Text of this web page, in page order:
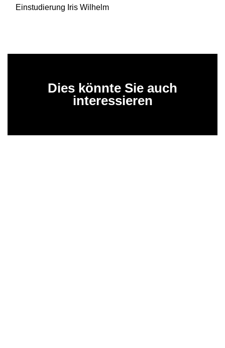
Einstudierung Iris Wilhelm
Dies könnte Sie auch
interessieren